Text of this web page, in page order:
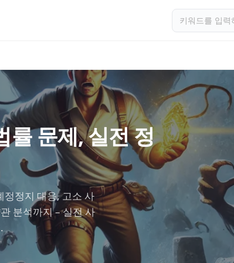
률 문제, 실전 정
정정지 대응, 고소 사
분석까지 – 실전 사